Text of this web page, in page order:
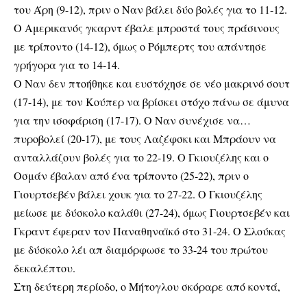
του Άρη (9-12), πριν ο Ναν βάλει δύο βολές για το 11-12.
Ο Αμερικανός γκαρντ έβαλε μπροστά τους πράσινους
με τρίποντο (14-12), όμως ο Ρόμπερτς του απάντησε
γρήγορα για το 14-14.
Ο Ναν δεν πτοήθηκε και ευστόχησε σε νέο μακρινό σουτ
(17-14), με τον Κούπερ να βρίσκει στόχο πάνω σε άμυνα
για την ισοφάριση (17-17). Ο Ναν συνέχισε να…
πυροβολεί (20-17), με τους Λαζέφσκι και Μπράουν να
ανταλλάζουν βολές για το 22-19. Ο Γκιουζέλης και ο
Οσμάν έβαλαν από ένα τρίποντο (25-22), πριν ο
Γιουρτσεβέν βάλει χουκ για το 27-22. Ο Γκιουζέλης
μείωσε με δύσκολο καλάθι (27-24), όμως Γιουρτσεβέν και
Γκραντ έφεραν τον Παναθηναϊκό στο 31-24. Ο Σλούκας
με δύσκολο λέι απ διαμόρφωσε το 33-24 του πρώτου
δεκαλέπτου.
Στη δεύτερη περίοδο, ο Μήτογλου σκόραρε από κοντά,